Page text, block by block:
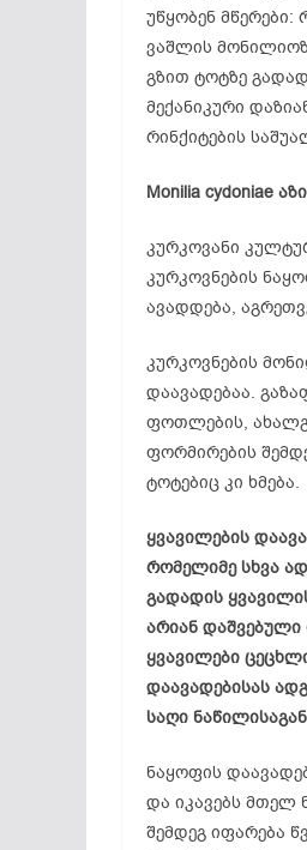
უწყობენ მწერები:
ვაშლის
გზით ტოტზე
მექანიკური
რინქიტების
Monilia cydoniae
კურკოვანი
კურკოვნების
ავადდება,
კურკოვნების
დაავადებაა.
ფოთლების,
ფორმირების
ტოტებიც კი ხმება.
ყვავილების
რომელიმე სხვა
გადადის
არიან დაშვებული
ყვავილები
დაავადებისას
საღი
ნაყოფის
და იკავებს მთელ
შემდეგ იფარება